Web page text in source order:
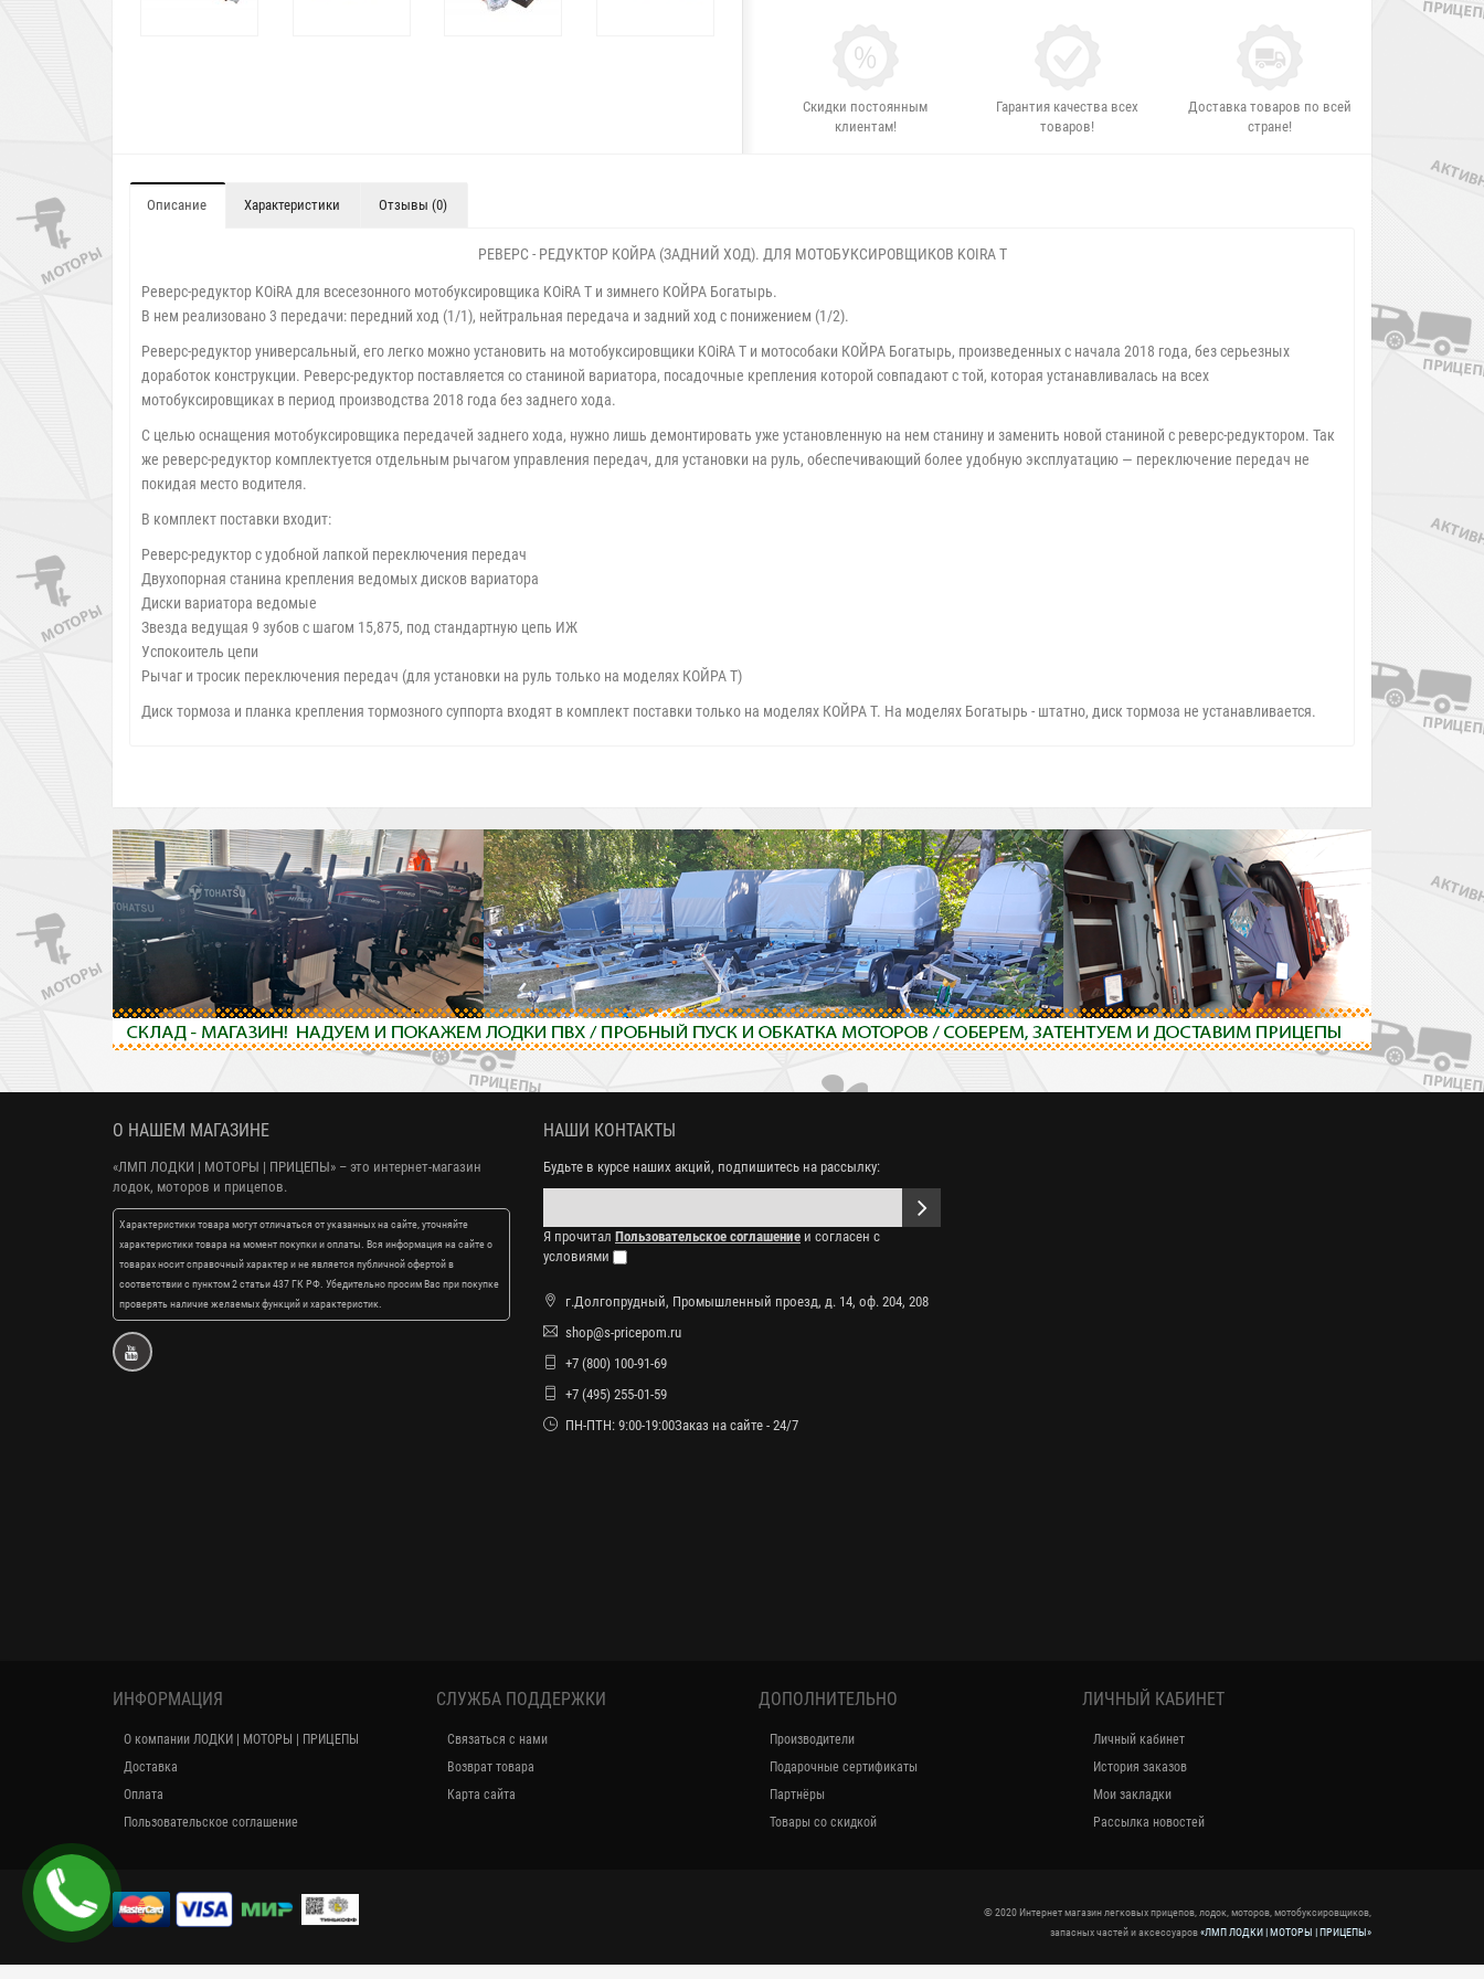
Скидки постоянным
клиентам!
Гарантия качества всех
товаров!
Доставка товаров по всей
стране!
Описание Характеристики Отзывы (0)
РЕВЕРС - РЕДУКТОР КОЙРА (ЗАДНИЙ ХОД). ДЛЯ МОТОБУКСИРОВЩИКОВ KOIRA T
Реверс-редуктор KOiRA для всесезонного мотобуксировщика KOiRA Т и зимнего КОЙРА Богатырь.
В нем реализовано 3 передачи: передний ход (1/1), нейтральная передача и задний ход с понижением (1/2).
Реверс-редуктор универсальный, его легко можно установить на мотобуксировщики KOiRA Т и мотособаки КОЙРА Богатырь, произведенных с начала 2018 года, без серьезных
доработок конструкции. Реверс-редуктор поставляется со станиной вариатора, посадочные крепления которой совпадают с той, которая устанавливалась на всех
мотобуксировщиках в период производства 2018 года без заднего хода.
С целью оснащения мотобуксировщика передачей заднего хода, нужно лишь демонтировать уже установленную на нем станину и заменить новой станиной с реверс-редуктором. Так
же реверс-редуктор комплектуется отдельным рычагом управления передач, для установки на руль, обеспечивающий более удобную эксплуатацию — переключение передач не
покидая место водителя.
В комплект поставки входит:
Реверс-редуктор с удобной лапкой переключения передач
Двухопорная станина крепления ведомых дисков вариатора
Диски вариатора ведомые
Звезда ведущая 9 зубов с шагом 15,875, под стандартную цепь ИЖ
Успокоитель цепи
Рычаг и тросик переключения передач (для установки на руль только на моделях КОЙРА Т)
Диск тормоза и планка крепления тормозного суппорта входят в комплект поставки только на моделях КОЙРА Т. На моделях Богатырь - штатно, диск тормоза не устанавливается.
О НАШЕМ МАГАЗИНЕ
«ЛМП ЛОДКИ | МОТОРЫ | ПРИЦЕПЫ» – это интернет-магазин
лодок, моторов и прицепов.
Характеристики товара могут отличаться от указанных на сайте, уточняйте
характеристики товара на момент покупки и оплаты. Вся информация на сайте о
товарах носит справочный характер и не является публичной офертой в
соответствии с пунктом 2 статьи 437 ГК РФ. Убедительно просим Вас при покупке
проверять наличие желаемых функций и характеристик.
НАШИ КОНТАКТЫ
Будьте в курсе наших акций, подпишитесь на рассылку:
Я прочитал Пользовательское соглашение и согласен с
условиями
г.Долгопрудный, Промышленный проезд, д. 14, оф. 204, 208
shop@s-pricepom.ru
+7 (800) 100-91-69
+7 (495) 255-01-59
ПН-ПТН: 9:00-19:00Заказ на сайте - 24/7
ИНФОРМАЦИЯ
О компании ЛОДКИ | МОТОРЫ | ПРИЦЕПЫ
Доставка
Оплата
Пользовательское соглашение
СЛУЖБА ПОДДЕРЖКИ
Связаться с нами
Возврат товара
Карта сайта
ДОПОЛНИТЕЛЬНО
Производители
Подарочные сертификаты
Партнёры
Товары со скидкой
ЛИЧНЫЙ КАБИНЕТ
Личный кабинет
История заказов
Мои закладки
Рассылка новостей
© 2020 Интернет магазин легковых прицепов, лодок, моторов, мотобуксировщиков,
запасных частей и аксессуаров«ЛМП ЛОДКИ | МОТОРЫ | ПРИЦЕПЫ»